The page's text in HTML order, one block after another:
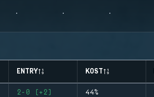
ENTRY KOST
2-0 (+2) 44%